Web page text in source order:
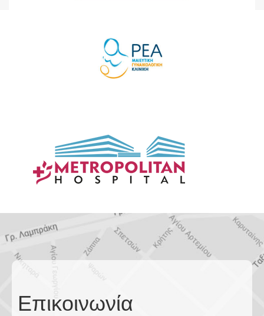
Επικοινωνία